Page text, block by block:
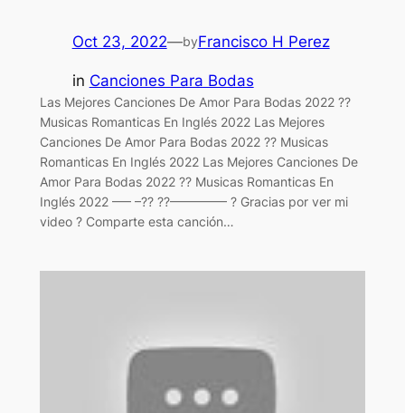
Oct 23, 2022—byFrancisco H Perez
in Canciones Para Bodas
Las Mejores Canciones De Amor Para Bodas 2022 ??
Musicas Romanticas En Inglés 2022 Las Mejores
Canciones De Amor Para Bodas 2022 ?? Musicas
Romanticas En Inglés 2022 Las Mejores Canciones De
Amor Para Bodas 2022 ?? Musicas Romanticas En
Inglés 2022 —– –?? ??————– ? Gracias por ver mi
video ? Comparte esta canción…